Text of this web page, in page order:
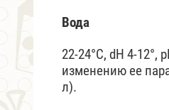
Вода
22-24°С, dH 4-
изменению ее
л).